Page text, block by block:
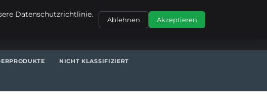
NICHT KLASSIFIZIERT
Datenschutzrichtlinie.
Ablehnen Akzeptieren